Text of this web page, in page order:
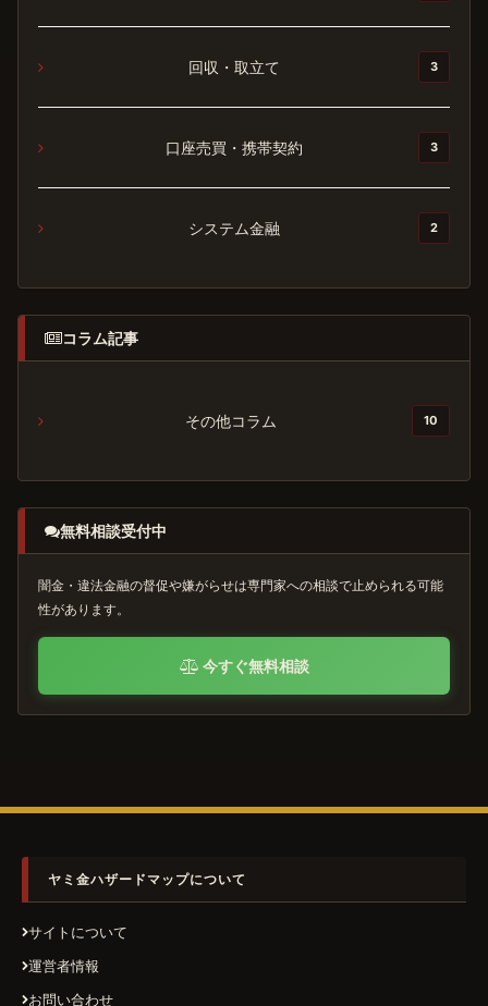
回収・取立て 3
口座売買・携帯契約 3
システム金融 2
コラム記事
その他コラム 10
無料相談受付中
闇金・違法金融の督促や嫌がらせは専門家への相談で止められる可能
性があります。
今すぐ無料相談
ヤミ金ハザードマップについて
サイトについて
運営者情報
お問い合わせ